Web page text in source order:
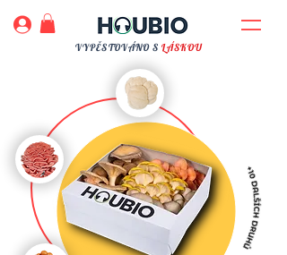
VYPĚSTOVÁNO SLÁSKOU